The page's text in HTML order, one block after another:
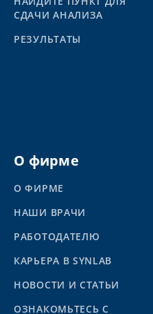
СДАЧИ АНАЛИЗА
PЕЗУЛЬТАТЫ
О фирме
О ФИРМЕ
НАШИ ВРАЧИ
РАБОТОДАТЕЛЮ
КАРЬЕРА В SYNLAB
НОВОСТИ И СТАТЬИ
ОЗНАКОМЬТЕСЬ С